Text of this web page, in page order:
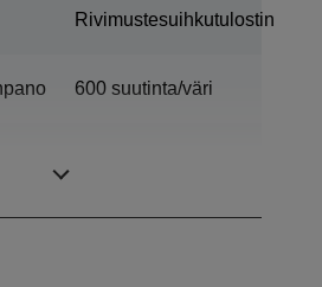
Rivimustesuihkutulostin
600 suutinta/väri